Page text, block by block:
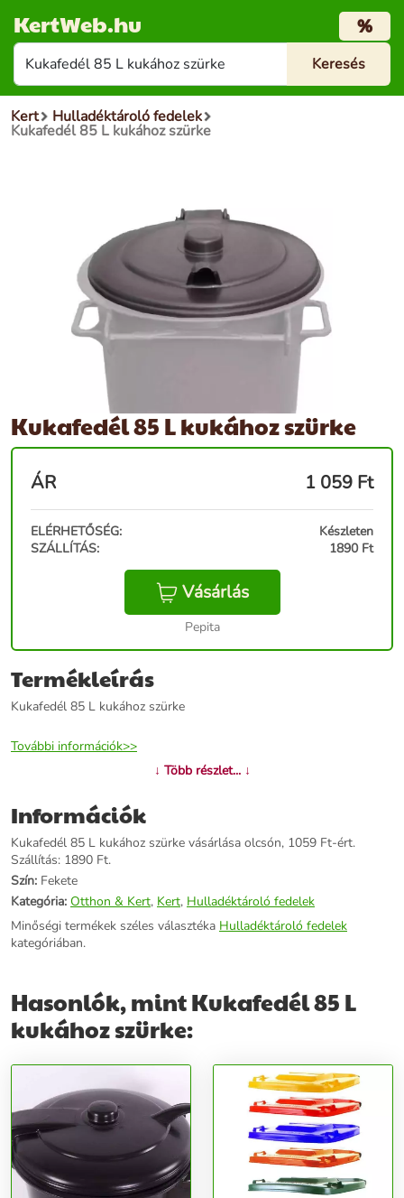
KertWeb.hu %
Kert Hulladéktároló fedelek
Kukafedél 85 L kukához szürke
Kukafedél 85 L kukához szürke
ÁR 1 059 Ft
ELÉRHETŐSÉG:
Készleten
SZÁLLÍTÁS:
1890 Ft
Vásárlás
Pepita
Termékleírás
Kukafedél 85 L kukához szürke
További információk>>
↓ Több részlet... ↓
Információk
Kukafedél 85 L kukához szürke vásárlása olcsón, 1059 Ft-ért.
Szállítás: 1890 Ft.
Szín: Fekete
Kategória: Otthon & Kert, Kert, Hulladéktároló fedelek
Minőségi termékek széles választéka Hulladéktároló fedelek
kategóriában.
Hasonlók, mint Kukafedél 85 L
kukához szürke: